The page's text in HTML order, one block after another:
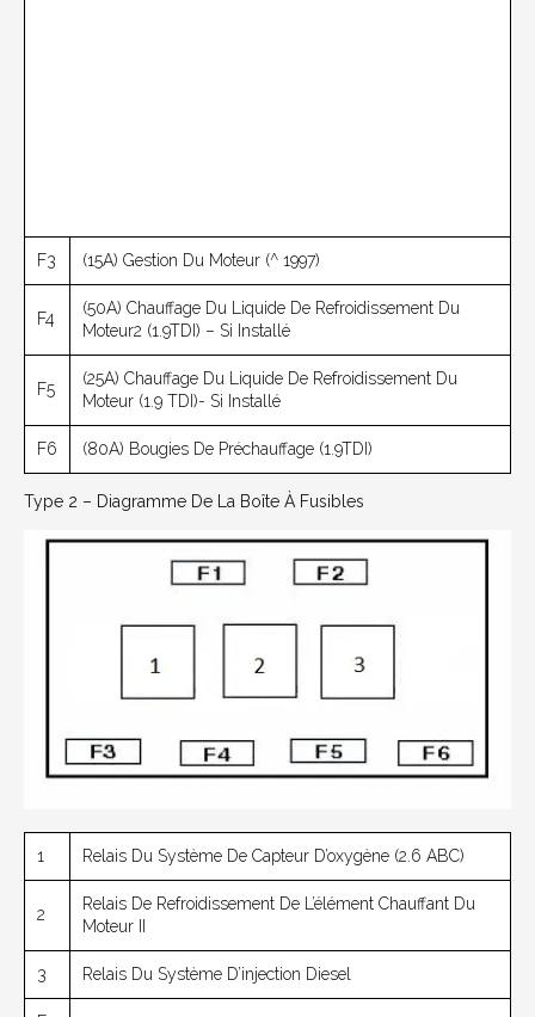
F3 (15A) Gestion Du Moteur (^ 1997)
F4
(50A) Chauffage Du Liquide De Refroidissement Du
Moteur2 (1.9TDI) – Si Installé
F5
(25A) Chauffage Du Liquide De Refroidissement Du
Moteur (1.9 TDI)- Si Installé
F6 (80A) Bougies De Préchauffage (1.9TDI)
Type 2 – Diagramme De La Boîte À Fusibles
1 Relais Du Système De Capteur D’oxygène (2.6 ABC)
2
Relais De Refroidissement De L’élément Chauffant Du
Moteur II
3 Relais Du Système D’injection Diesel